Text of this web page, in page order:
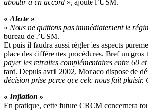
aboutir à un accord », ajoute l’USM.
« Alerte »
« Nous ne quittons pas immédiatement le
bureau de l’USM.
Et puis il faudra aussi régler les aspects
place des différentes procédures. Bref un gros
payer les retraites complémentaires entre 60
tard. Depuis avril 2002, Monaco dispose de
décision prise parce que cela nous fait
« Inflation »
En pratique, cette future CRCM concernera